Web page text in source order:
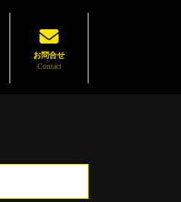
お問合せ
Contact